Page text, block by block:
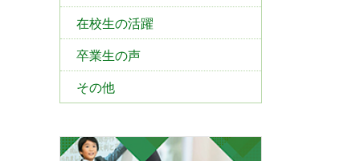
在校生の活躍
卒業生の声
その他